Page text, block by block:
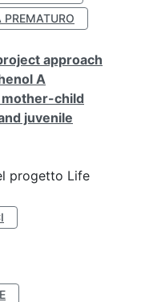
PREMATURO
approach
A
child
juvenile
progetto Life